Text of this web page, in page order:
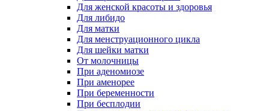
Для женской красоты и здоровья
Для либидо
Для матки
Для менструационного цикла
Для шейки матки
От молочницы
При аденомиозе
При аменорее
При беременности
При бесплодии